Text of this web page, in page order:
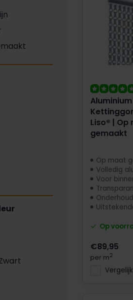
Aluminium
Liso® | Op
gemaakt
Op maat
Volledig
Voor
Op
€89,95
per m2
Vergelijk